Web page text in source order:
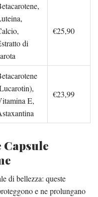
di
€25,90
E,
€23,99
Capsule
di bellezza: queste
e ne prolungano